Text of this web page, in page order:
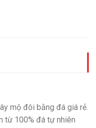
mộ đôi bằng đá giá rẻ.
từ 100% đá tự nhiên